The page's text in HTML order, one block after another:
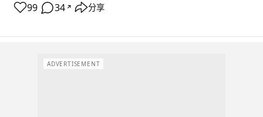
99 34 ↗ 分享
ADVERTISEMENT